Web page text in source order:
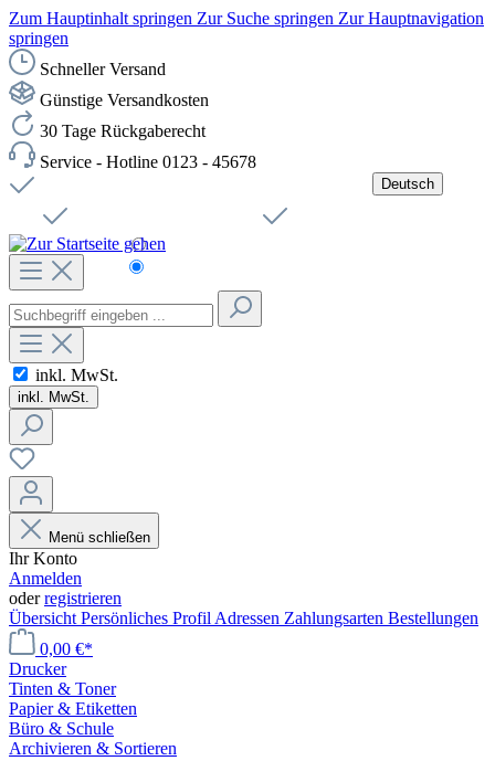
Zum Hauptinhalt springen Zur Suche springen Zur Hauptnavigation
springen
Schneller Versand
Günstige Versandkosten
30 Tage Rückgaberecht
Service - Hotline 0123 - 45678
Deutsch
Čeština
inkl. MwSt.
inkl. MwSt.
Menü schließen
Ihr Konto
Anmelden
oderregistrieren
Übersicht Persönliches Profil Adressen Zahlungsarten Bestellungen
0,00 €*
Drucker
Tinten & Toner
Papier & Etiketten
Büro & Schule
Archivieren & Sortieren